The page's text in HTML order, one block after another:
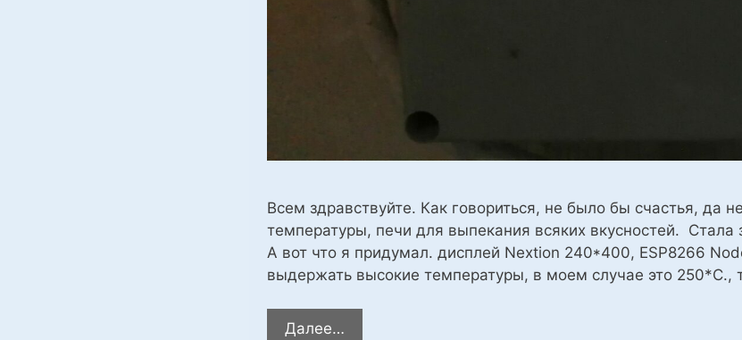
Всем здравствуйте. Как говориться, не было бы счастья, да
температуры, печи для выпекания всяких вкусностей.
А вот что я придумал. дисплей Nextion 240*400, ESP8266
выдержать высокие температуры, в моем случае это 250*С.,
Далее…